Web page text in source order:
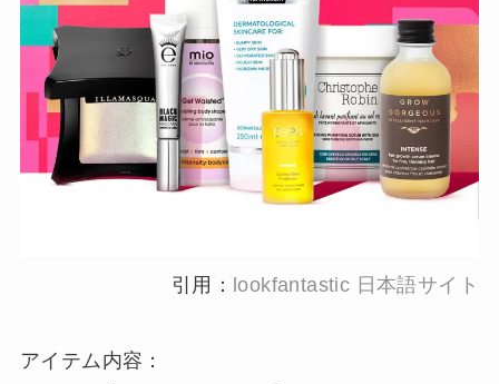
引用： lookfantastic 日本語サイト
アイテム内容：